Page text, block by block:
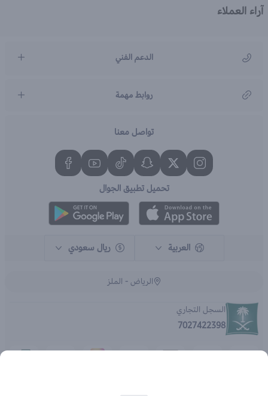
آراء العملاء
الدعم الفني
روابط مهمة
تواصل معنا
تحميل تطبيق الجوال
العربية ريال سعودي
الرياض - الملز
السجل التجاري
7027422398